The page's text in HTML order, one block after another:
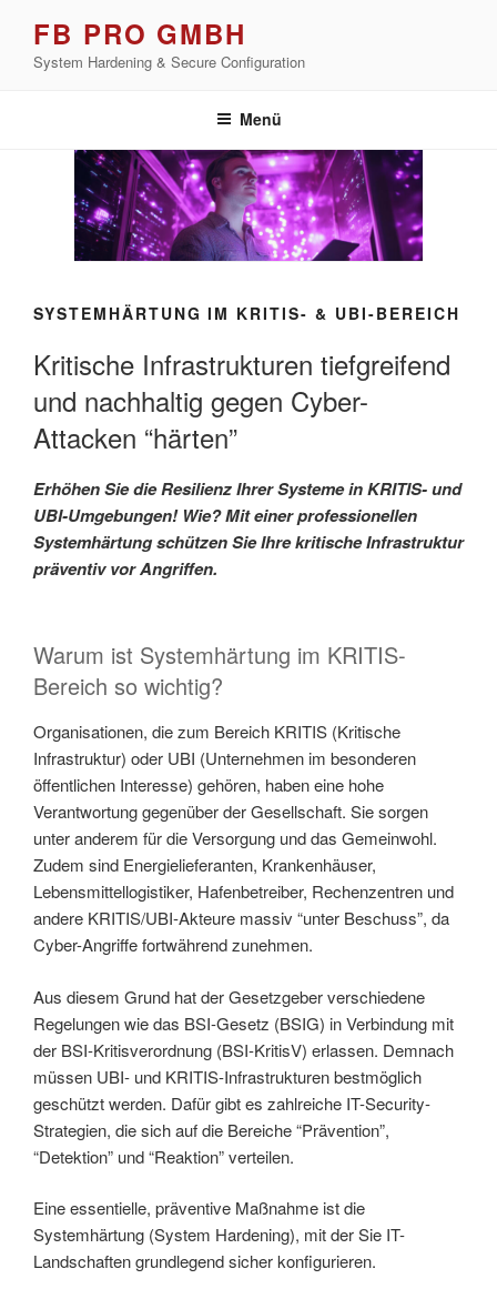
springen
FB PRO GMBH
System Hardening & Secure Configuration
Menü
SYSTEMHÄRTUNG IM KRITIS- & UBI-BEREICH
Kritische Infrastrukturen tiefgreifend
und nachhaltig gegen Cyber-
Attacken “härten”
Erhöhen Sie die Resilienz Ihrer Systeme in KRITIS- und
UBI-Umgebungen! Wie? Mit einer professionellen
Systemhärtung schützen Sie Ihre kritische Infrastruktur
präventiv vor Angriffen.
Warum ist Systemhärtung im KRITIS-
Bereich so wichtig?
Organisationen, die zum Bereich KRITIS (Kritische
Infrastruktur) oder UBI (Unternehmen im besonderen
öffentlichen Interesse) gehören, haben eine hohe
Verantwortung gegenüber der Gesellschaft. Sie sorgen
unter anderem für die Versorgung und das Gemeinwohl.
Zudem sind Energielieferanten, Krankenhäuser,
Lebensmittellogistiker, Hafenbetreiber, Rechenzentren und
andere KRITIS/UBI-Akteure massiv “unter Beschuss”, da
Cyber-Angriffe fortwährend zunehmen.
Aus diesem Grund hat der Gesetzgeber verschiedene
Regelungen wie das BSI-Gesetz (BSIG) in Verbindung mit
der BSI-Kritisverordnung (BSI-KritisV) erlassen. Demnach
müssen UBI- und KRITIS-Infrastrukturen bestmöglich
geschützt werden. Dafür gibt es zahlreiche IT-Security-
Strategien, die sich auf die Bereiche “Prävention”,
“Detektion” und “Reaktion” verteilen.
Eine essentielle, präventive Maßnahme ist die
Systemhärtung (System Hardening), mit der Sie IT-
Landschaften grundlegend sicher konfigurieren.